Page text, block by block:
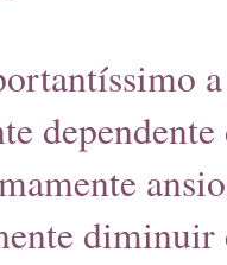
diminuir